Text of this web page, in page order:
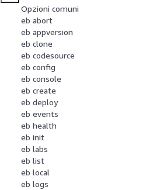
Opzioni comuni
eb abort
eb appversion
eb clone
eb codesource
eb config
eb console
eb create
eb deploy
eb events
eb health
eb init
eb labs
eb list
eb local
eb logs